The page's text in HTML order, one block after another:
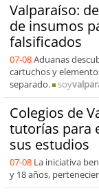
Valparaíso:
de insumos
falsificados
07-08Aduanas
cartuchos y
separado.
soy
Colegios de
tutorías para
sus estudios
07-08 La iniciativa
y 18 años,